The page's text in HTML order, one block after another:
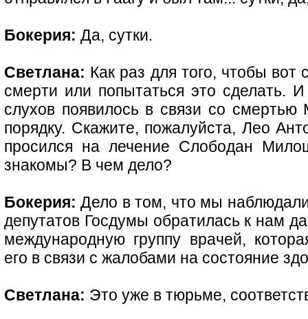
Бокерия: Да, сутки.
Светлана: Как раз для того, чтобы
смерти или попытаться это сделать.
слухов появилось в связи со
порядку. Скажите, пожалуйста, Лео
просился на лечение Слободан
знакомы? В чем дело?
Бокерия: Дело в том, что мы наблюдали
депутатов Госдумы обратилась к нам
международную группу врачей,
его в связи с жалобами на состояние
Светлана: Это уже в тюрьме,